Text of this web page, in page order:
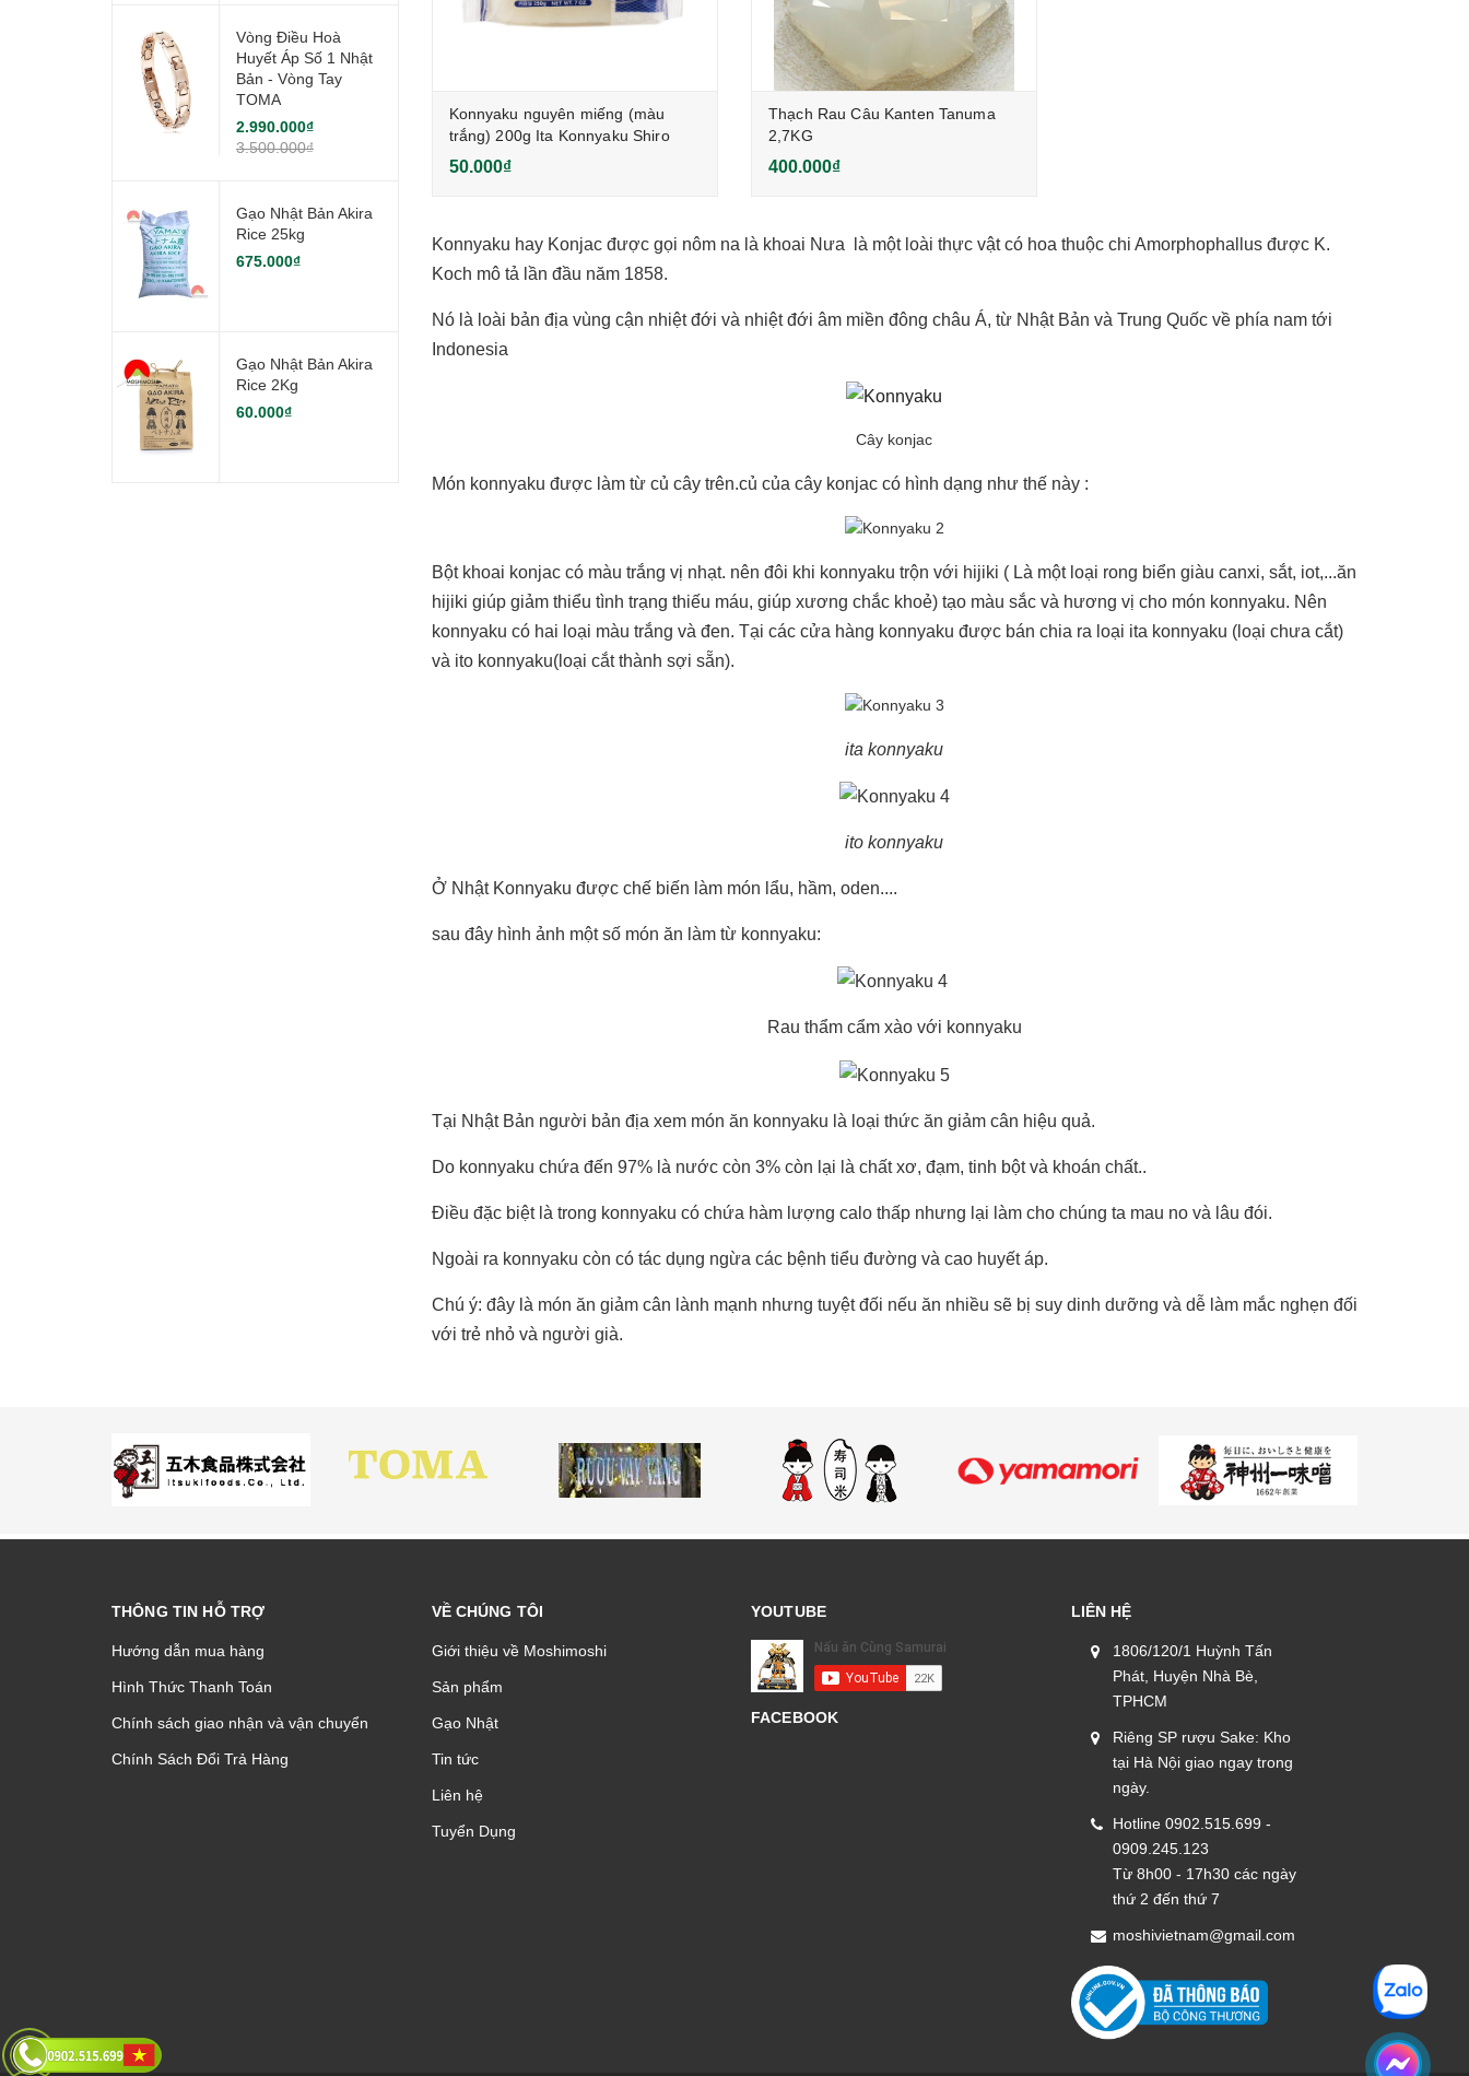
Vòng Điều Hoà
Huyết Áp Số 1 Nhật
Bản - Vòng Tay
TOMA
2.990.000₫
3.500.000₫
Gạo Nhật Bản Akira
Rice 25kg
675.000₫
Gạo Nhật Bản Akira
Rice 2Kg
60.000₫
Konnyaku nguyên miếng (màu
trắng) 200g Ita Konnyaku Shiro
Kuro
50.000₫
Thạch Rau Câu Kanten Tanuma
2,7KG
400.000₫
Konnyaku hay Konjac được gọi nôm na là khoai Nưa là một loài thực vật có hoa thuộc chi Amorphophallus được K.
Koch mô tả lần đầu năm 1858.
Nó là loài bản địa vùng cận nhiệt đới và nhiệt đới âm miền đông châu Á, từ Nhật Bản và Trung Quốc về phía nam tới
Indonesia
Cây konjac
Món konnyaku được làm từ củ cây trên.củ của cây konjac có hình dạng như thế này :
Bột khoai konjac có màu trắng vị nhạt. nên đôi khi konnyaku trộn với hijiki ( Là một loại rong biển giàu canxi, sắt, iot,...ăn
hijiki giúp giảm thiểu tình trạng thiếu máu, giúp xương chắc khoẻ) tạo màu sắc và hương vị cho món konnyaku. Nên
konnyaku có hai loại màu trắng và đen. Tại các cửa hàng konnyaku được bán chia ra loại ita konnyaku (loại chưa cắt)
và ito konnyaku(loại cắt thành sợi sẵn).
ita konnyaku
ito konnyaku
Ở Nhật Konnyaku được chế biến làm món lẩu, hầm, oden....
sau đây hình ảnh một số món ăn làm từ konnyaku:
Rau thẩm cẩm xào với konnyaku
Tại Nhật Bản người bản địa xem món ăn konnyaku là loại thức ăn giảm cân hiệu quả.
Do konnyaku chứa đến 97% là nước còn 3% còn lại là chất xơ, đạm, tinh bột và khoán chất..
Điều đặc biệt là trong konnyaku có chứa hàm lượng calo thấp nhưng lại làm cho chúng ta mau no và lâu đói.
Ngoài ra konnyaku còn có tác dụng ngừa các bệnh tiểu đường và cao huyết áp.
Chú ý: đây là món ăn giảm cân lành mạnh nhưng tuyệt đối nếu ăn nhiều sẽ bị suy dinh dưỡng và dễ làm mắc nghẹn đối
với trẻ nhỏ và người già.
THÔNG TIN HỖ TRỢ
Hướng dẫn mua hàng
Hình Thức Thanh Toán
Chính sách giao nhận và vận chuyển
Chính Sách Đổi Trả Hàng
VỀ CHÚNG TÔI
Giới thiệu về Moshimoshi
Sản phẩm
Gạo Nhật
Tin tức
Liên hệ
Tuyển Dụng
YOUTUBE
FACEBOOK
LIÊN HỆ
1806/120/1 Huỳnh Tấn
Phát, Huyện Nhà Bè,
TPHCM
Riêng SP rượu Sake: Kho
tại Hà Nội giao ngay trong
ngày.
Hotline 0902.515.699 -
0909.245.123
Từ 8h00 - 17h30 các ngày
thứ 2 đến thứ 7
moshivietnam@gmail.com